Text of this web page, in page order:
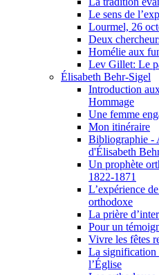
Le sens de
Lourmel, 26
Deux
Homélie aux
Lev Gillet: Le
Élisabeth Behr-Sigel
Introduction
Hommage
Une femme
Mon itinéraire
Bibliographie -
d'Élisabeth
Un prophète
1822-1871
L’expérience
orthodoxe
La prière
Pour un
Vivre les fêtes
La signification
l’Église